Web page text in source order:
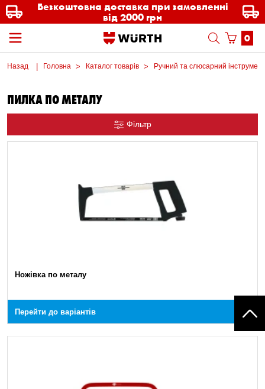
Безкоштовна доставка при замовленні
від 2000 грн
0
Назад Головна Каталог товарів Ручний та слюсарний інструмент
ПИЛКА ПО МЕТАЛУ
Фільтр
Ножівка по металу
Перейти до варіантів